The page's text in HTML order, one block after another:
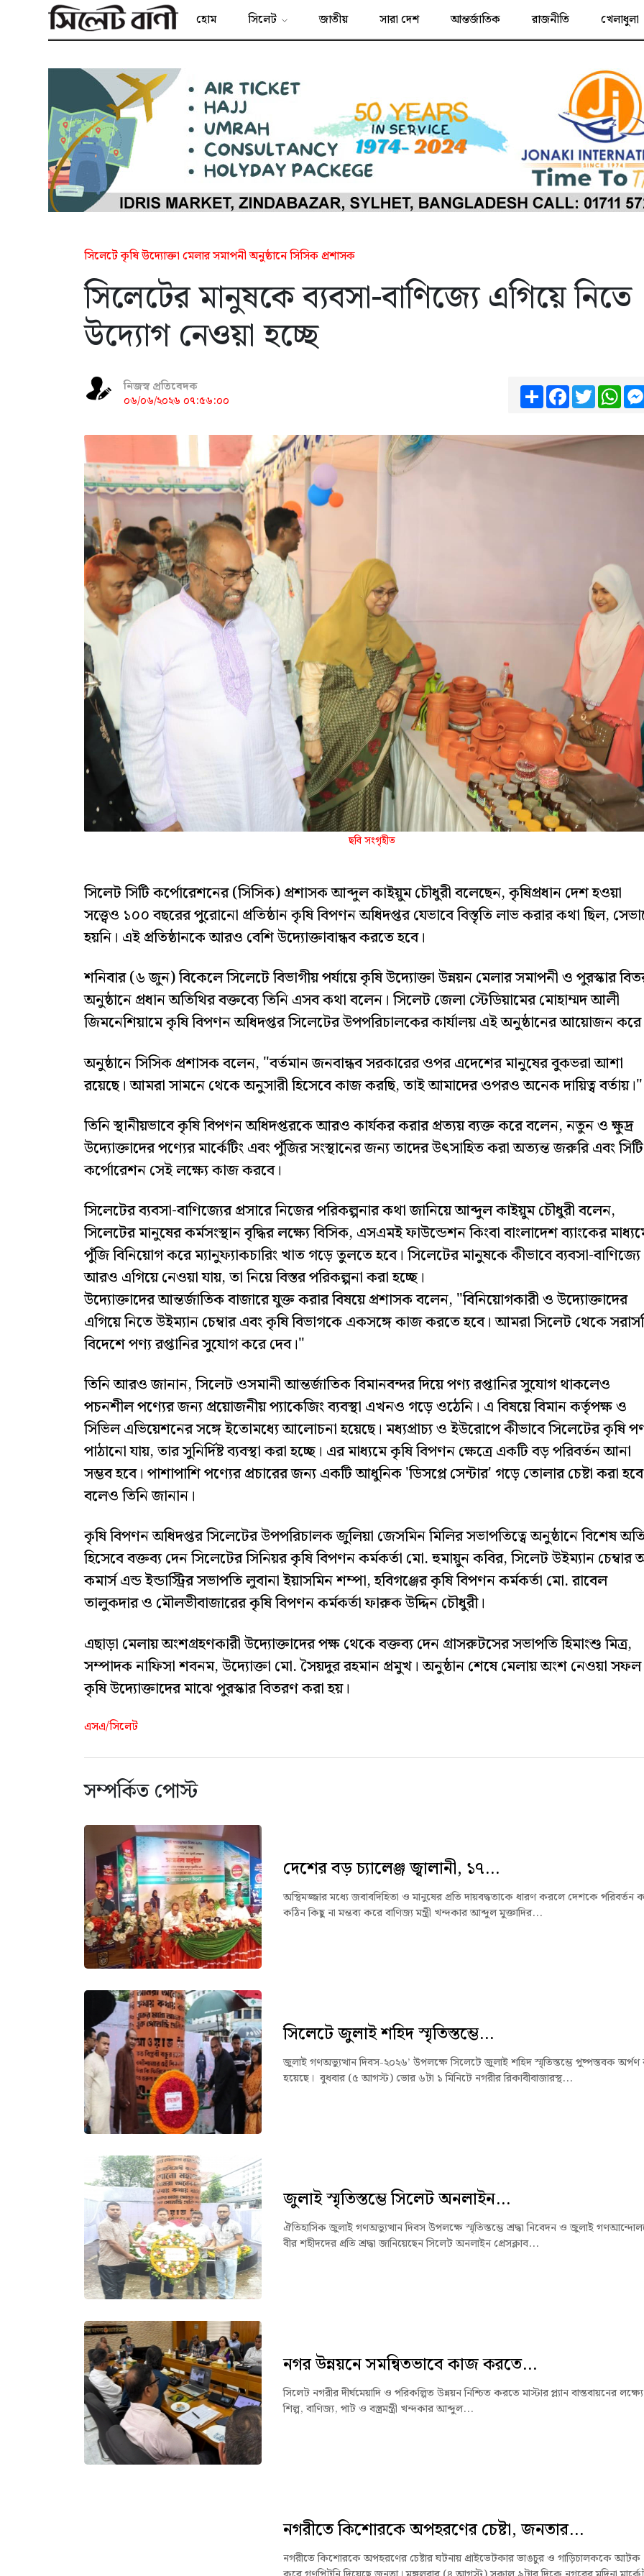
হোম সিলেট জাতীয় সারা দেশ আন্তর্জাতিক রাজনীতি খেলাধুলা
সিলেটে কৃষি উদ্যোক্তা মেলার সমাপনী অনুষ্ঠানে সিসিক প্রশাসক
সিলেটের মানুষকে ব্যবসা-বাণিজ্যে এগিয়ে নিতে
উদ্যোগ নেওয়া হচ্ছে
নিজস্ব প্রতিবেদক
০৬/০৬/২০২৬ ০৭:৫৬:০০
ShareFacebook
Twitter
ছবি সংগৃহীত
সিলেট সিটি কর্পোরেশনের (সিসিক) প্রশাসক আব্দুল কাইয়ুম চৌধুরী বলেছেন, কৃষিপ্রধান দেশ হওয়া
সত্ত্বেও ১০০ বছরের পুরোনো প্রতিষ্ঠান কৃষি বিপণন অধিদপ্তর যেভাবে বিস্তৃতি লাভ করার কথা ছিল,
হয়নি। এই প্রতিষ্ঠানকে আরও বেশি উদ্যোক্তাবান্ধব করতে হবে।
শনিবার (৬ জুন) বিকেলে সিলেটে বিভাগীয় পর্যায়ে কৃষি উদ্যোক্তা উন্নয়ন মেলার সমাপনী ও পুরস্কার
অনুষ্ঠানে প্রধান অতিথির বক্তব্যে তিনি এসব কথা বলেন। সিলেট জেলা স্টেডিয়ামের মোহাম্মদ আলী
জিমনেশিয়ামে কৃষি বিপণন অধিদপ্তর সিলেটের উপপরিচালকের কার্যালয় এই অনুষ্ঠানের আয়োজন
অনুষ্ঠানে সিসিক প্রশাসক বলেন, "বর্তমান জনবান্ধব সরকারের ওপর এদেশের মানুষের বুকভরা আশা
রয়েছে। আমরা সামনে থেকে অনুসারী হিসেবে কাজ করছি, তাই আমাদের ওপরও অনেক দায়িত্ব বর্তায়।"
তিনি স্থানীয়ভাবে কৃষি বিপণন অধিদপ্তরকে আরও কার্যকর করার প্রত্যয় ব্যক্ত করে বলেন, নতুন ও ক্ষুদ্র
উদ্যোক্তাদের পণ্যের মার্কেটিং এবং পুঁজির সংস্থানের জন্য তাদের উৎসাহিত করা অত্যন্ত জরুরি এবং সিটি
কর্পোরেশন সেই লক্ষ্যে কাজ করবে।
সিলেটের ব্যবসা-বাণিজ্যের প্রসারে নিজের পরিকল্পনার কথা জানিয়ে আব্দুল কাইয়ুম চৌধুরী বলেন,
সিলেটের মানুষের কর্মসংস্থান বৃদ্ধির লক্ষ্যে বিসিক, এসএমই ফাউন্ডেশন কিংবা বাংলাদেশ ব্যাংকের
পুঁজি বিনিয়োগ করে ম্যানুফ্যাকচারিং খাত গড়ে তুলতে হবে। সিলেটের মানুষকে কীভাবে ব্যবসা-বাণিজ্যে
আরও এগিয়ে নেওয়া যায়, তা নিয়ে বিস্তর পরিকল্পনা করা হচ্ছে।
উদ্যোক্তাদের আন্তর্জাতিক বাজারে যুক্ত করার বিষয়ে প্রশাসক বলেন, "বিনিয়োগকারী ও উদ্যোক্তাদের
এগিয়ে নিতে উইম্যান চেম্বার এবং কৃষি বিভাগকে একসঙ্গে কাজ করতে হবে। আমরা সিলেট থেকে
বিদেশে পণ্য রপ্তানির সুযোগ করে দেব।"
তিনি আরও জানান, সিলেট ওসমানী আন্তর্জাতিক বিমানবন্দর দিয়ে পণ্য রপ্তানির সুযোগ থাকলেও
পচনশীল পণ্যের জন্য প্রয়োজনীয় প্যাকেজিং ব্যবস্থা এখনও গড়ে ওঠেনি। এ বিষয়ে বিমান কর্তৃপক্ষ ও
সিভিল এভিয়েশনের সঙ্গে ইতোমধ্যে আলোচনা হয়েছে। মধ্যপ্রাচ্য ও ইউরোপে কীভাবে সিলেটের কৃষি
পাঠানো যায়, তার সুনির্দিষ্ট ব্যবস্থা করা হচ্ছে। এর মাধ্যমে কৃষি বিপণন ক্ষেত্রে একটি বড় পরিবর্তন আনা
সম্ভব হবে। পাশাপাশি পণ্যের প্রচারের জন্য একটি আধুনিক 'ডিসপ্লে সেন্টার' গড়ে তোলার চেষ্টা করা হবে
বলেও তিনি জানান।
কৃষি বিপণন অধিদপ্তর সিলেটের উপপরিচালক জুলিয়া জেসমিন মিলির সভাপতিত্বে অনুষ্ঠানে বিশেষ
হিসেবে বক্তব্য দেন সিলেটের সিনিয়র কৃষি বিপণন কর্মকর্তা মো. হুমায়ুন কবির, সিলেট উইম্যান চেম্বার
কমার্স এন্ড ইন্ডাস্ট্রির সভাপতি লুবানা ইয়াসমিন শম্পা, হবিগঞ্জের কৃষি বিপণন কর্মকর্তা মো. রাবেল
তালুকদার ও মৌলভীবাজারের কৃষি বিপণন কর্মকর্তা ফারুক উদ্দিন চৌধুরী।
এছাড়া মেলায় অংশগ্রহণকারী উদ্যোক্তাদের পক্ষ থেকে বক্তব্য দেন গ্রাসরুটসের সভাপতি হিমাংশু মিত্র,
সম্পাদক নাফিসা শবনম, উদ্যোক্তা মো. সৈয়দুর রহমান প্রমুখ। অনুষ্ঠান শেষে মেলায় অংশ নেওয়া সফল
কৃষি উদ্যোক্তাদের মাঝে পুরস্কার বিতরণ করা হয়।
এসএ/সিলেট
সম্পর্কিত পোস্ট
দেশের বড় চ্যালেঞ্জ জ্বালানী, ১৭...
অস্থিমজ্জার মধ্যে জবাবদিহিতা ও মানুষের প্রতি দায়বদ্ধতাকে ধারণ করলে দেশকে পরিবর্তন
কঠিন কিছু না মন্তব্য করে বাণিজ্য মন্ত্রী খন্দকার আব্দুল মুক্তাদির...
সিলেটে জুলাই শহিদ স্মৃতিস্তম্ভে...
জুলাই গণঅভ্যুত্থান দিবস-২০২৬’ উপলক্ষে সিলেটে জুলাই শহিদ স্মৃতিস্তম্ভে পুষ্পস্তবক অর্পণ
হয়েছে। বুধবার (৫ আগস্ট) ভোর ৬টা ১ মিনিটে নগরীর রিকাবীবাজারস্থ...
জুলাই স্মৃতিস্তম্ভে সিলেট অনলাইন...
ঐতিহাসিক জুলাই গণঅভ্যুত্থান দিবস উপলক্ষে স্মৃতিস্তম্ভে শ্রদ্ধা নিবেদন ও জুলাই
বীর শহীদদের প্রতি শ্রদ্ধা জানিয়েছেন সিলেট অনলাইন প্রেসক্লাব...
নগর উন্নয়নে সমন্বিতভাবে কাজ করতে...
সিলেট নগরীর দীর্ঘমেয়াদি ও পরিকল্পিত উন্নয়ন নিশ্চিত করতে মাস্টার প্ল্যান বাস্তবায়নের লক্ষ্যে
শিল্প, বাণিজ্য, পাট ও বস্ত্রমন্ত্রী খন্দকার আব্দুল...
নগরীতে কিশোরকে অপহরণের চেষ্টা, জনতার...
নগরীতে কিশোরকে অপহরণের চেষ্টার ঘটনায় প্রাইভেটকার ভাঙচুর ও গাড়িচালককে আটক